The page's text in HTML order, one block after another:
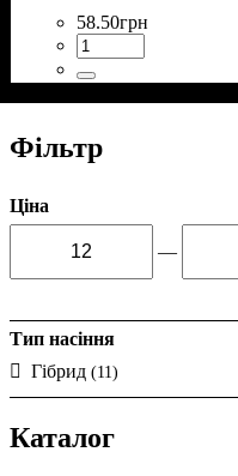
58.50грн
Фільтр
Ціна
—
Тип насіння
Гібрид (11)
Каталог